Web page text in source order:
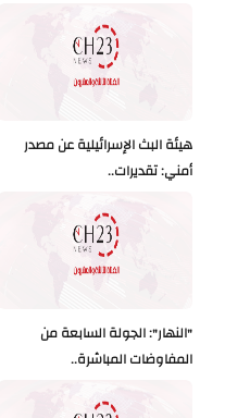
هيئة البث الإسرائيلية عن مصدر
أمني: تقديرات..
"النهار": الجولة السابعة من
المفاوضات المباشرة..